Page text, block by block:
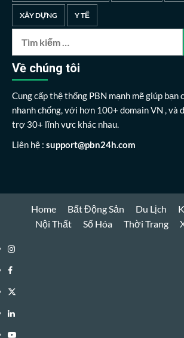
XÂY DỰNG Y TẾ
cho:
Về chúng tôi
Cung cấp thệ thống PBN mạnh mẽ giúp bạn
nhanh chống, với hơn 100+ domain VN , và
trợ 30+ lĩnh vực khác nhau.
Liên hệ : support@pbn24h.com
Home Bất Động Sản Du Lịch
Nội Thất
Số Hóa Thời Trang
Instagram
Facebook
Twitter
Linkedin
Youtube